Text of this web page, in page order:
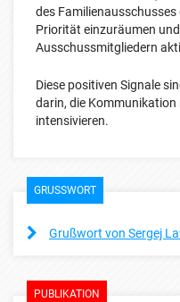
des
Priorität einzuräumen
Ausschussmitgliedern
Diese positiven Signale
darin, die
intensivieren.
GRUSSWORT
Grußwort von Sergej
PUBLIKATION